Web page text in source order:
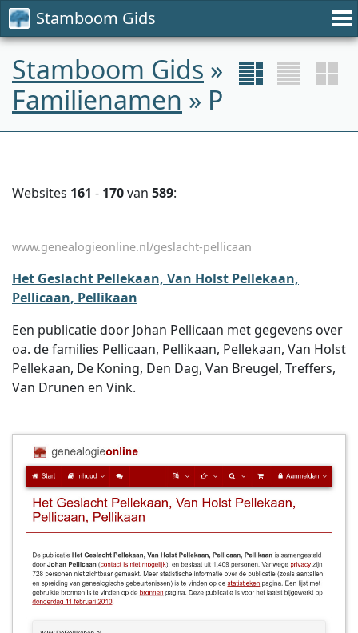
Stamboom Gids
Stamboom Gids »
Familienamen » P
Websites 161 - 170van 589:
www.genealogieonline.nl/geslacht-pellicaan
Het Geslacht Pellekaan, Van Holst Pellekaan,
Pellicaan, Pellikaan
Een publicatie door Johan Pellicaan met gegevens over
oa. de families Pellicaan, Pellikaan, Pellekaan, Van Holst
Pellekaan, De Koning, Den Dag, Van Breugel, Treffers,
Van Drunen en Vink.